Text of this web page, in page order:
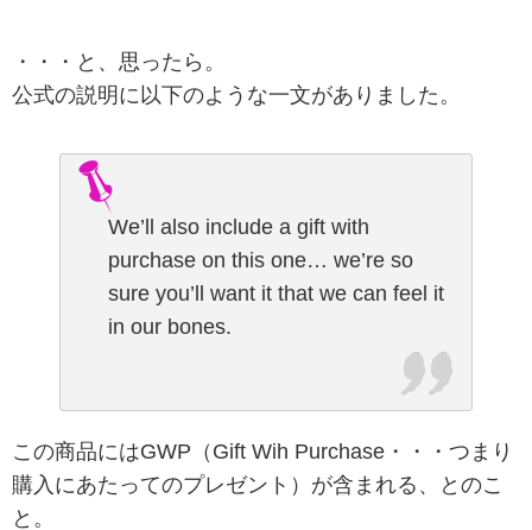
・・・と、思ったら。
公式の説明に以下のような一文がありました。
We’ll also include a gift with
purchase on this one… we’re so
sure you’ll want it that we can feel it
in our bones.
この商品にはGWP（Gift Wih Purchase・・・つまり
購入にあたってのプレゼント）が含まれる、とのこ
と。